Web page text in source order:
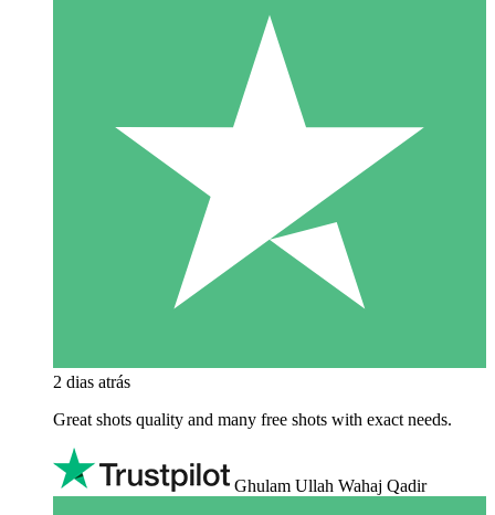
2 dias atrás
Great shots quality and many free shots with exact needs.
Ghulam Ullah Wahaj Qadir